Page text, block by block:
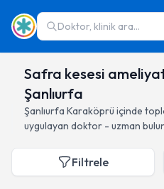
Doktor, klinik ara...
Safra kesesi
Şanlıurfa
Şanlıurfa Karaköprü içinde
uygulayan doktor - uzman
Filtrele